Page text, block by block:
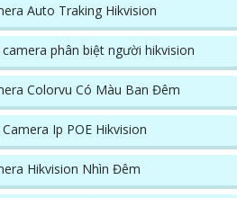
Auto Traking Hikvision
camera phân biệt người hikvision
Colorvu Có Màu Ban Đêm
Ip POE Hikvision
Hikvision Nhìn Đêm